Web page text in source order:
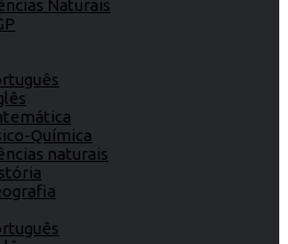
Naturais
Química
naturais